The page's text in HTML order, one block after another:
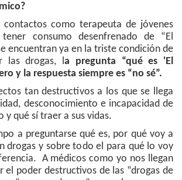
contactos como terapeuta de jóvenes
consumo desenfrenado de “El
encuentran ya en la triste condición de
las drogas, l a pregunta “qué es 'El
y la respuesta siempre es “no sé”.
tan destructivos a los que se llega
desconocimiento e incapacidad de
y qué sí traer a sus vidas.
a preguntarse qué es, por qué voy a
drogas y sobre todo el para qué lo voy
A médicos como yo nos llegan
el poder destructivos de las “drogas de